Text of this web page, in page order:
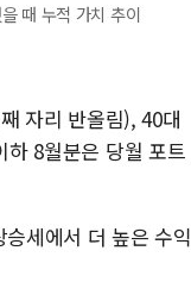
때 누적 가치 추이
자리 반올림), 40대
8월분은 당월 포트
세에서 더 높은 수익